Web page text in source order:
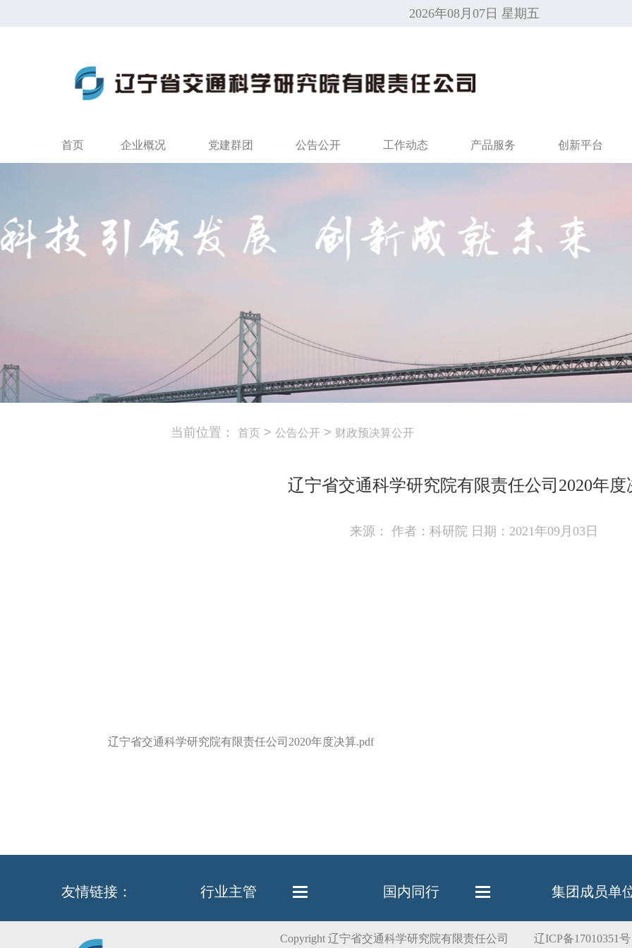
2026年08月07日 星期五
首页 企业概况 党建群团 公告公开 工作动态 产品服务 创新平台
当前位置： 首页 > 公告公开 > 财政预决算公开
辽宁省交通科学研究院有限责任公司2020年度
来源： 作者：科研院 日期：2021年09月03日
辽宁省交通科学研究院有限责任公司2020年度决算.pdf
友情链接： 行业主管 国内同行 集团成员单
Copyright 辽宁省交通科学研究院有限责任公司 辽ICP备17010351号